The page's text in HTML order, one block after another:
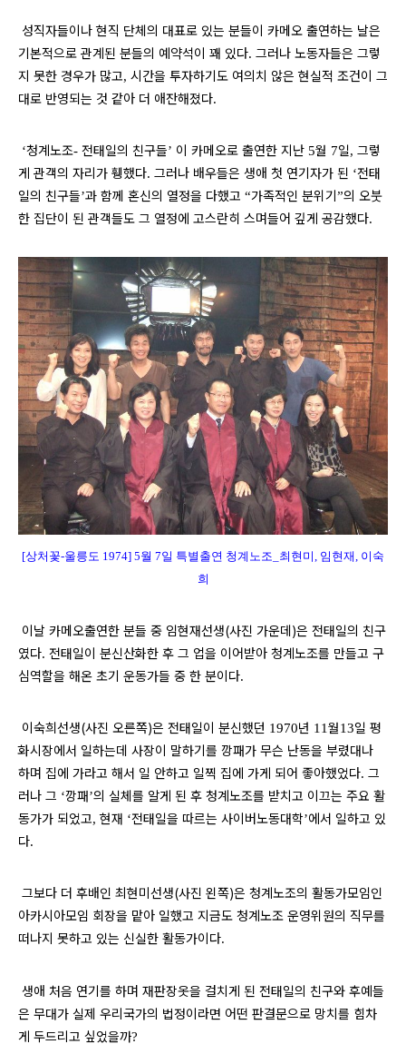
성직자들이나 현직 단체의 대표로 있는 분들이 카메오 출연하는 날은
기본적으로 관계된 분들의 예약석이 꽤 있다. 그러나 노동자들은 그렇
지 못한 경우가 많고, 시간을 투자하기도 여의치 않은 현실적 조건이 그
대로 반영되는 것 같아 더 애잔해졌다.
‘청계노조- 전태일의 친구들’ 이 카메오로 출연한 지난 5월 7일, 그렇
게 관객의 자리가 휑했다. 그러나 배우들은 생애 첫 연기자가 된 ‘전태
일의 친구들’과 함께 혼신의 열정을 다했고 “가족적인 분위기”의 오붓
한 집단이 된 관객들도 그 열정에 고스란히 스며들어 깊게 공감했다.
[상처꽃-울릉도 1974] 5월 7일 특별출연 청계노조_최현미, 임현재, 이숙
희
이날 카메오출연한 분들 중 임현재선생(사진 가운데)은 전태일의 친구
였다. 전태일이 분신산화한 후 그 업을 이어받아 청계노조를 만들고 구
심역할을 해온 초기 운동가들 중 한 분이다.
이숙희선생(사진 오른쪽)은 전태일이 분신했던 1970년 11월13일 평
화시장에서 일하는데 사장이 말하기를 깡패가 무슨 난동을 부렸대나
하며 집에 가라고 해서 일 안하고 일찍 집에 가게 되어 좋아했었다. 그
러나 그 ‘깡패’의 실체를 알게 된 후 청계노조를 받치고 이끄는 주요 활
동가가 되었고,현재 ‘전태일을 따르는 사이버노동대학’에서 일하고 있
다.
그보다 더 후배인 최현미선생(사진 왼쪽)은 청계노조의 활동가모임인
아카시아모임 회장을 맡아 일했고 지금도 청계노조 운영위원의 직무를
떠나지 못하고 있는 신실한 활동가이다.
생애 처음 연기를 하며 재판장옷을 걸치게 된 전태일의 친구와 후예들
은 무대가 실제 우리국가의 법정이라면 어떤 판결문으로 망치를 힘차
게 두드리고 싶었을까?